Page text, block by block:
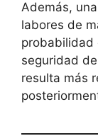
Además,
labores de
probabilidad
seguridad
resulta más